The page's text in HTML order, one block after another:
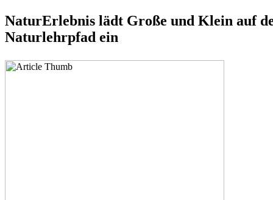
NaturErlebnis lädt Große und Klein auf
Naturlehrpfad ein